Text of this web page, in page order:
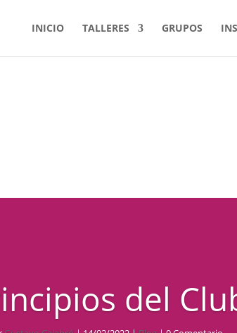
INICIO TALLERES GRUPOS
del